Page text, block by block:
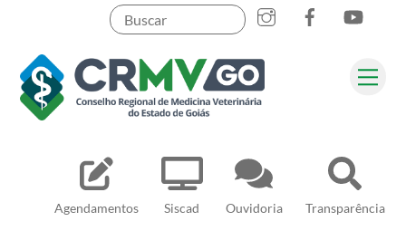
content
Agendamentos Siscad Ouvidoria Transparência
Pesquisar